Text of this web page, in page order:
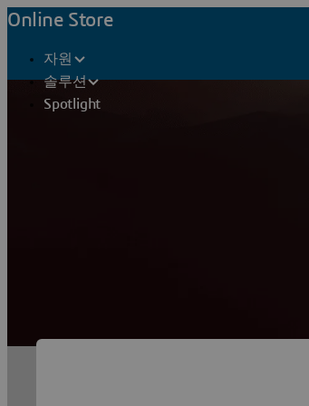
Online Store
자원
솔루션
Spotlight